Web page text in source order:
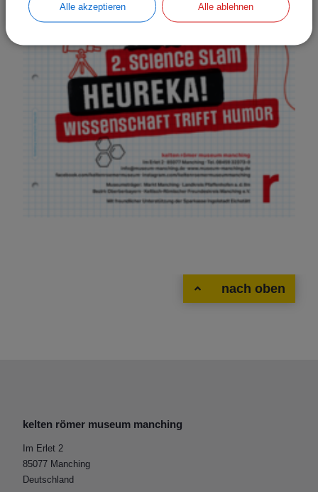
nach oben
kelten römer museum manching
Im Erlet 2
85077 Manching
Deutschland
Alle akzeptieren Alle ablehnen